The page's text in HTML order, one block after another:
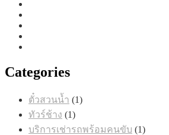
Categories
ตั๋วสวนน้ำ 11
ทัวร์ช้าง 11
สินค้า
บริการเช่ารถพร้อมคนขับ 11